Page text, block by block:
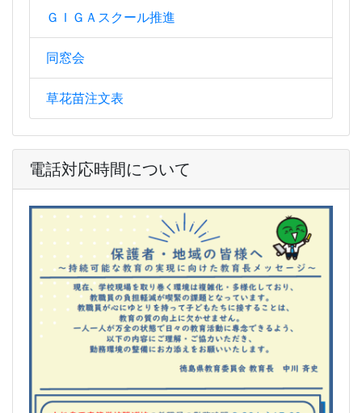
ＧＩＧＡスクール推進
同窓会
草花苗注文表
電話対応時間について